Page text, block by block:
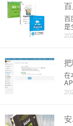
百
是
准
百
在
是
高